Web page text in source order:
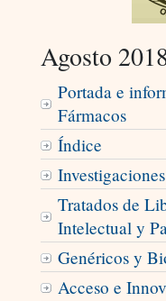
Agosto
Portada e
Fármacos
Índice
Investigaciones
Tratados de
Intelectual y
Genéricos y
Acceso e